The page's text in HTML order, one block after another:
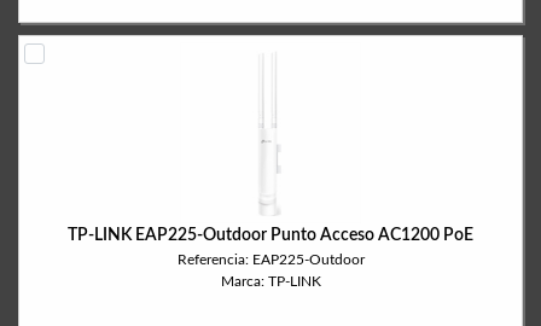
TP-LINK EAP225-Outdoor Punto Acceso AC1200 PoE
Referencia: EAP225-Outdoor
Marca: TP-LINK